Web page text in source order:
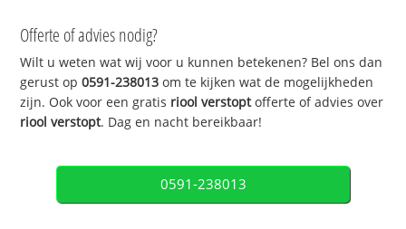
Offerte of advies nodig?
Wilt u weten wat wij voor u kunnen betekenen? Bel ons dan
gerust op0591-238013 om te kijken wat de mogelijkheden
zijn. Ook voor een gratis riool verstoptofferte of advies over
riool verstopt. Dag en nacht bereikbaar!
0591-238013